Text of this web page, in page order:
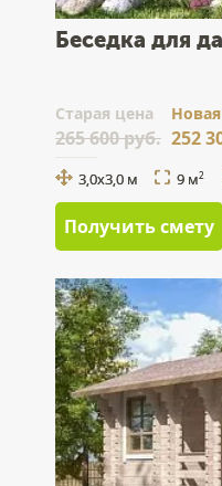
Беседка для
Cтарая цена
265 600 руб. 252
3,0x3,0 м 9 м2
Получить смету